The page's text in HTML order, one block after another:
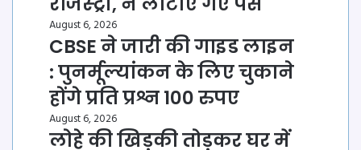
August 6, 2026
CBSE ने जारी की गाइड लाइन
: पुनर्मूल्यांकन के लिए चुकाने
होंगे प्रति प्रश्न 100 रुपए
August 6, 2026
लोहे की खिड़की तोड़कर घर में